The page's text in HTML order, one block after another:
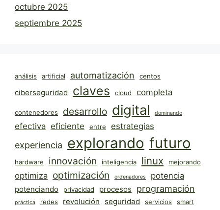
octubre 2025
septiembre 2025
análisis artificial automatización centos
ciberseguridad claves cloud completa
contenedores desarrollo digital dominando
efectiva eficiente entre estrategias
experiencia explorando futuro
hardware innovación inteligencia linux mejorando
optimiza optimización ordenadores potencia
potenciando privacidad procesos programación
práctica redes revolución seguridad servicios smart